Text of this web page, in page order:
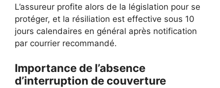
L’assureur profite alors de la législation pour se
protéger, et la résiliation est effective sous 10
jours calendaires en général après notification
par courrier recommandé.
Importance de l’absence
d’interruption de couverture